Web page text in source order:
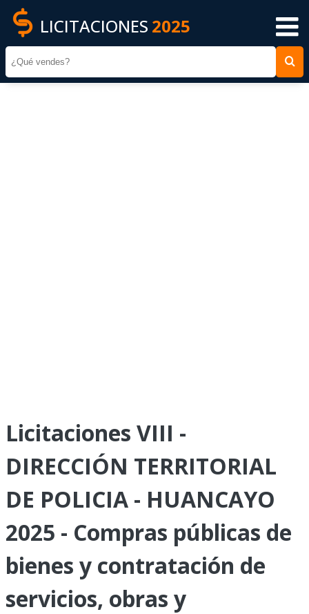
LICITACIONES 2025
Licitaciones VIII -
DIRECCIÓN TERRITORIAL
DE POLICIA - HUANCAYO
2025 - Compras públicas de
bienes y contratación de
servicios, obras y